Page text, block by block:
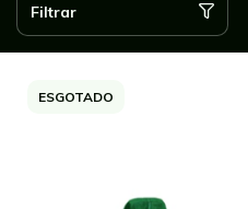
Filtrar
ESGOTADO